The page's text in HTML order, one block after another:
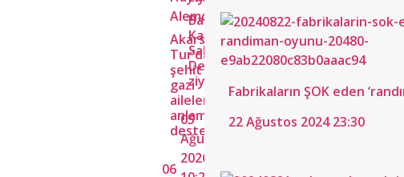
Akarslanlar
Tur’dan
şehit ve
gazi
ailelerine
anlamlı
destek
06
Başkan
Karakullukçu’dan
Sakarya Muşlular
Derneği’ne
ziyaret
05
Ağustos
2026
Havanur
Çağatay
Han ömür
boyu
mutluluğa
“Evet”
Fabrikaların ŞOK eden
22 Ağustos 2024 23:30